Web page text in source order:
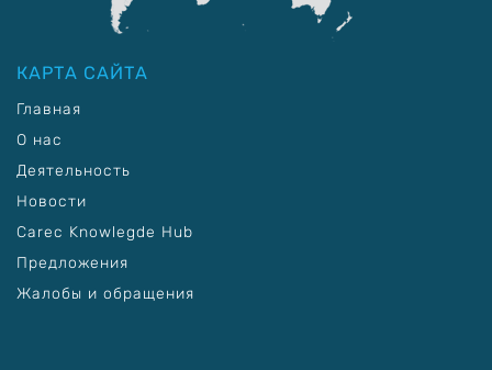
КАРТА САЙТА
Главная
О нас
Деятельность
Новости
Carec Knowlegde Hub
Предложения
Жалобы и обращения